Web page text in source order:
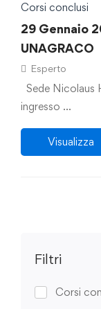
Filtri
Corsi
Corsi conclusi
29 Gennaio
UNAGRACO
Esperto
Sede
ingresso …
Visualizza